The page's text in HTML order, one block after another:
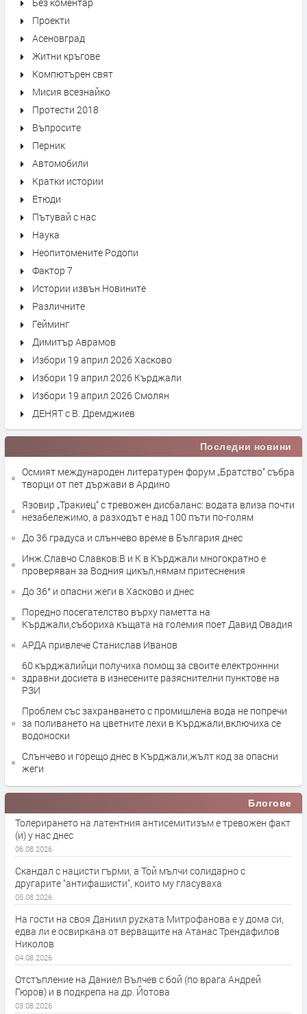
Проекти
Асеновград
Житни кръгове
Компютърен свят
Мисия всезнайко
Протести 2018
Въпросите
Перник
Автомобили
Кратки истории
Етюди
Пътувай с нас
Наука
Неопитомените Родопи
Фактор 7
Истории извън Новините
Различните
Гейминг
Димитър Аврамов
Избори 19 април 2026 Хасково
Избори 19 април 2026 Кърджали
Избори 19 април 2026 Смолян
ДЕНЯТ с В. Дремджиев
Последни новини
Осмият международен литературен форум „Братство“ събра
творци от пет държави в Ардино
Язовир „Тракиец“ с тревожен дисбаланс: водата влиза почти
незабележимо, а разходът е над 100 пъти по-голям
До 36 градуса и слънчево време в България днес
Инж.Славчо Славков:В и К в Кърджали многократно е
проверяван за Водния цикъл,нямам притеснения
До 36° и опасни жеги в Хасково и днес
Поредно посегателство върху паметта на
Кърджали,събориха къщата на големия поет Давид Овадия
АРДА привлече Станислав Иванов
60 кърджалийци получиха помощ за своите електроннни
здравни досиета в изнесените разяснителни пунктове на
РЗИ
Проблем със захранването с промишлена вода не попречи
за поливането на цветните лехи в Кърджали,включиха се
водоноски
Слънчево и горещо днес в Кърджали,жълт код за опасни
жеги
Блогове
Толерирането на латентния антисемитизъм е тревожен факт
(и) у нас днес
06.08.2026
Скандал с нацисти гърми, а Той мълчи солидарно с
другарите “антифашисти”, които му гласуваха
05.08.2026
На гости на своя Даниил руzката Митрофанова е у дома си,
едва ли е освиркана от верващите на Атанас Трендафилов
Николов
04.08.2026
Отстъпление на Даниел Вълчев с бой (по врага Андрей
Гюров) и в подкрепа на др. Йотова
03.08.2026